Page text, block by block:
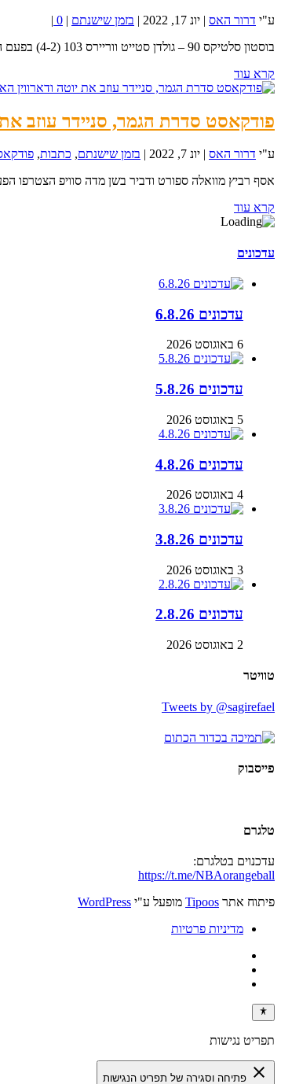
ע"י דרור האס | יונ 17, 2022 | בזמן שישנתם |
0
|
בוסטון סלטיקס 90 – גולדן סטייט ווריירס 103 (4-2) בפעם הרביעית ב-8 השנים האחרונות, הגולדן...
קרא עוד
פודקאסט סדרת הגמר, סניידר עוזב
ע"י דרור האס יונ 7, 2022 בזמן שישנתם, כתבות,
אסף רביץ מוואלה ספורט ודביר בשן מדה סוויפ הצטרפו
קרא עוד
עדכונים
עדכונים 6.8.26
6 באוגוסט 2026
עדכונים 5.8.26
5 באוגוסט 2026
עדכונים 4.8.26
4 באוגוסט 2026
עדכונים 3.8.26
3 באוגוסט 2026
עדכונים 2.8.26
2 באוגוסט 2026
טוויטר
Tweets by @sagirefael
פייסבוק
טלגרם
עדכנוים בטלגרם:
https://t.me/NBAorangeball
פיתוח אתר Tipoos מופעל ע"י WordPress
מדיניות פרטיות
תפריט נגישות
close פתיחה וסגירה של תפריט הנגישות